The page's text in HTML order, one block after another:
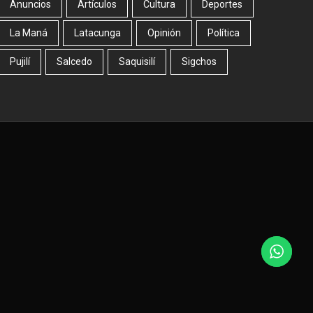
Anuncios Artículos Cultura Deportes
La Maná Latacunga Opinión Política
Pujilí Salcedo Saquisilí Sigchos